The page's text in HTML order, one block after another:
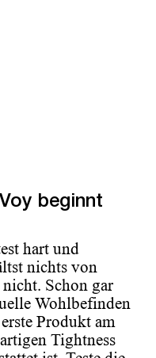
beginnt
hart und
nichts von
Schon gar
Wohlbefinden
Produkt am
Tightness